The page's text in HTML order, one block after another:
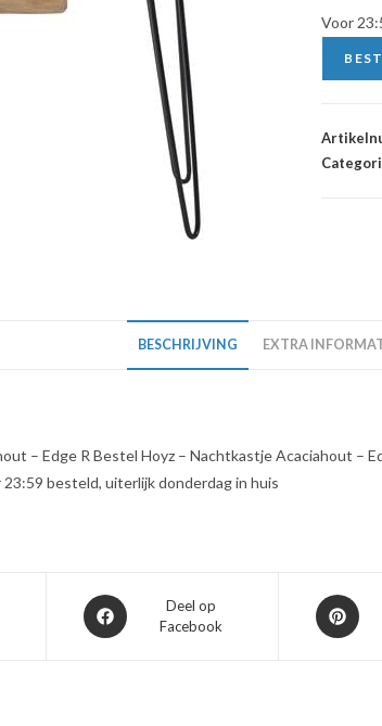
Voor
BESCHRIJVING EXTRA
– Edge R Bestel Hoyz – Nachtkastje Acaciahout –
besteld, uiterlijk donderdag in huis
Opent
in
Deel op
Facebook
Opent
in